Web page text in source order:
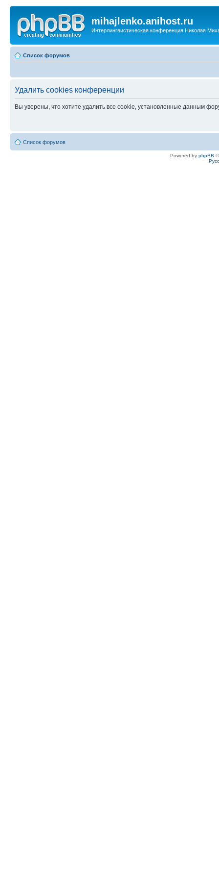
mihajlenko.anihost.ru
Интерлингвистическая конференция Николая
Список форумов
Удалить cookies конференции
Вы уверены, что хотите удалить все cookie, установленные данным
Список форумов
Powered by phpBB